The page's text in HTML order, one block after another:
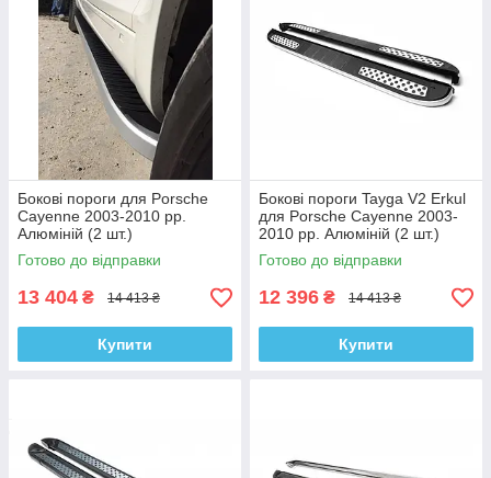
Бокові пороги для Porsche
Cayenne 2003-2010 рр.
Алюміній (2 шт.)
Готово до відправки
13 404 ₴ 14 413 ₴
Купити
Бокові пороги Tayga V2 Erkul
для Porsche Cayenne 2003-
2010 рр. Алюміній (2 шт.)
Готово до відправки
12 396 ₴ 14 413 ₴
Купити